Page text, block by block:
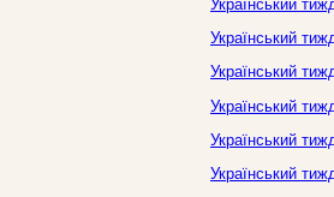
Український
Український
Український
Український
Український
Український